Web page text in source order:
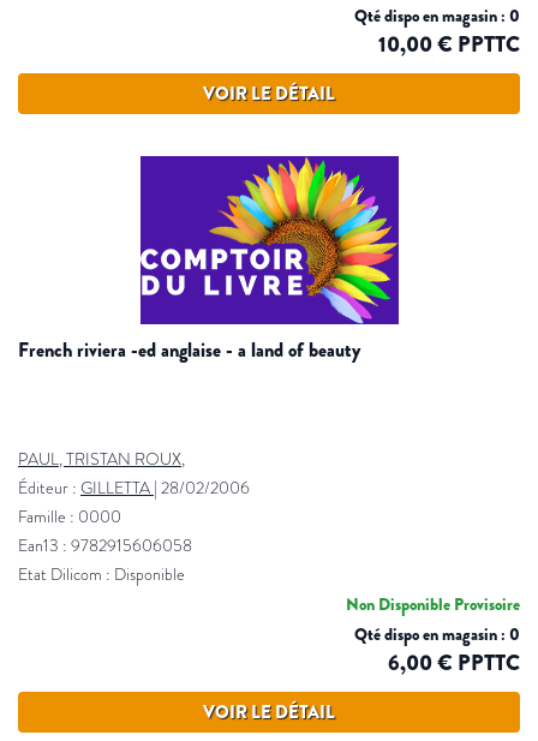
Qté dispo en magasin : 0
10,00 € PPTTC
VOIR LE DÉTAIL
french riviera -ed anglaise - a land of beauty
PAUL, TRISTAN ROUX,
Éditeur : GILLETTA | 28/02/2006
Famille : 0000
Ean13 : 9782915606058
Etat Dilicom : Disponible
Non Disponible Provisoire
Qté dispo en magasin : 0
6,00 € PPTTC
VOIR LE DÉTAIL